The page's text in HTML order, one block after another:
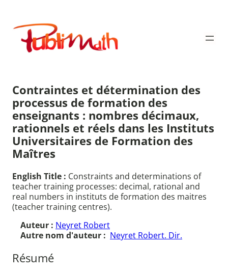
contenu
Publimath
Contraintes et détermination des
processus de formation des
enseignants : nombres décimaux,
rationnels et réels dans les Instituts
Universitaires de Formation des
Maîtres
English Title : Constraints and determinations of
teacher training processes: decimal, rational and
real numbers in instituts de formation des maitres
(teacher training centres).
Auteur : Neyret Robert
Autre nom d'auteur : Neyret Robert. Dir.
Résumé